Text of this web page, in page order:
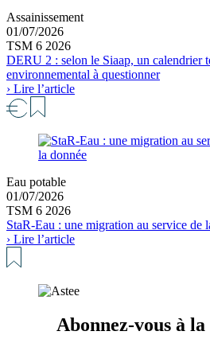
Assainissement
01/07/2026
TSM 6 2026
DERU 2 : selon le Siaap, un calendrier
environnemental à questionner
› Lire l’article
Eau potable
01/07/2026
TSM 6 2026
StaR-Eau : une migration au service de
› Lire l’article
Abonnez-vous à